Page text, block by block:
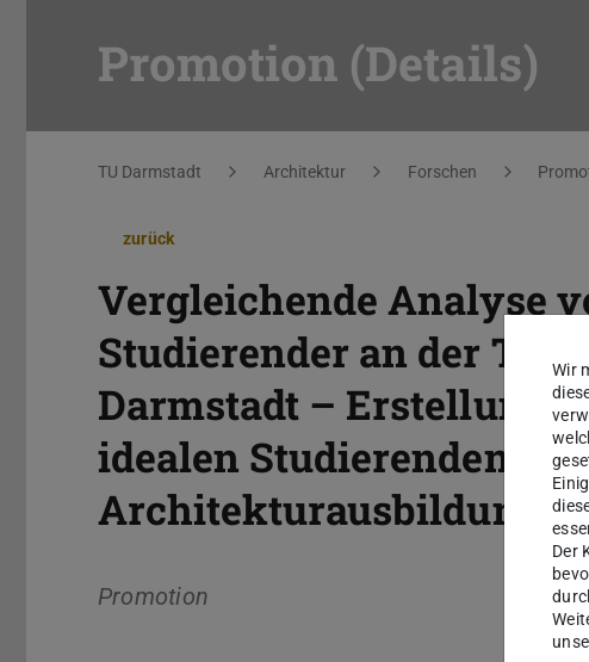
Promotion (Details)
Sie befinden sich hier:
TU Darmstadt Architektur Forschen
zurück
Vergleichende Analyse
Studierender an der
Darmstadt – Erstellung
idealen
Architekturausbildung
Promotion
Wir
Der